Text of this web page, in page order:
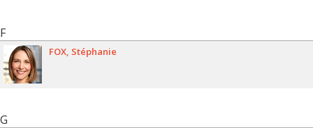
F
FOX Stéphanie
G